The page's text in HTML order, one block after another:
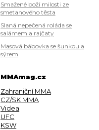
Smažené boží milosti ze
smetanového těsta
Slaná nepečená roláda se
salámem a rajčaty
Masová bábovka se šunkou a
sýrem
MMAmag.cz
Zahraniční MMA
CZ/SK MMA
Videa
UFC
KSW